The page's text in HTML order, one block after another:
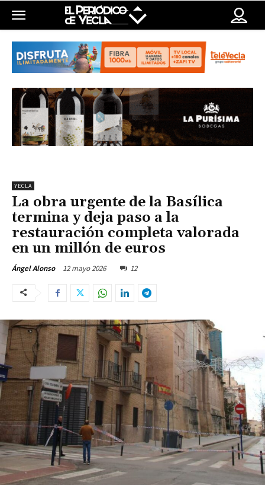
YECLA
La obra urgente de la Basílica
termina y deja paso a la
restauración completa valorada
en un millón de euros
Ángel Alonso 12 mayo 2026 12